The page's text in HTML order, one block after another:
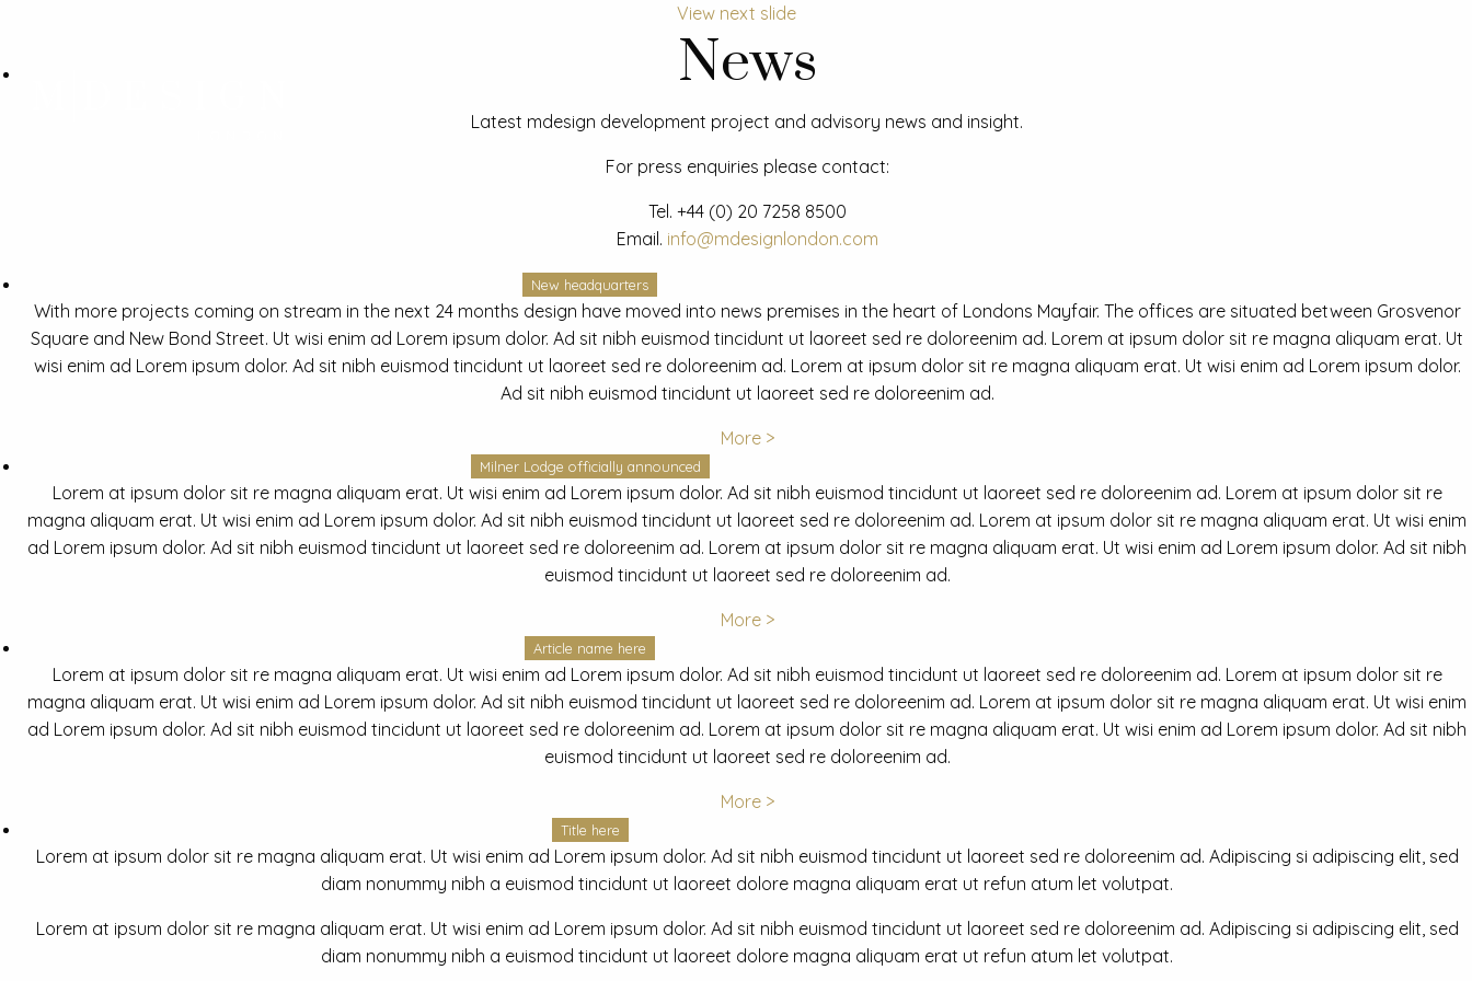
View next slide
News
Latest mdesign development project and advisory news and insight.
For press enquiries please contact:
Tel. +44 (0) 20 7258 8500
Email. info@mdesignlondon.com
New headquarters
With more projects coming on stream in the next 24 months design have moved into news premises in the heart of Londons Mayfair. The offices are situated between Grosvenor
Square and New Bond Street. Ut wisi enim ad Lorem ipsum dolor. Ad sit nibh euismod tincidunt ut laoreet sed re doloreenim ad. Lorem at ipsum dolor sit re magna aliquam erat. Ut
wisi enim ad Lorem ipsum dolor. Ad sit nibh euismod tincidunt ut laoreet sed re doloreenim ad. Lorem at ipsum dolor sit re magna aliquam erat. Ut wisi enim ad Lorem ipsum dolor.
Ad sit nibh euismod tincidunt ut laoreet sed re doloreenim ad.
More >
Milner Lodge officially announced
Lorem at ipsum dolor sit re magna aliquam erat. Ut wisi enim ad Lorem ipsum dolor. Ad sit nibh euismod tincidunt ut laoreet sed re doloreenim ad. Lorem at ipsum dolor sit re
magna aliquam erat. Ut wisi enim ad Lorem ipsum dolor. Ad sit nibh euismod tincidunt ut laoreet sed re doloreenim ad. Lorem at ipsum dolor sit re magna aliquam erat. Ut wisi enim
ad Lorem ipsum dolor. Ad sit nibh euismod tincidunt ut laoreet sed re doloreenim ad. Lorem at ipsum dolor sit re magna aliquam erat. Ut wisi enim ad Lorem ipsum dolor. Ad sit nibh
euismod tincidunt ut laoreet sed re doloreenim ad.
More >
Article name here
Lorem at ipsum dolor sit re magna aliquam erat. Ut wisi enim ad Lorem ipsum dolor. Ad sit nibh euismod tincidunt ut laoreet sed re doloreenim ad. Lorem at ipsum dolor sit re
magna aliquam erat. Ut wisi enim ad Lorem ipsum dolor. Ad sit nibh euismod tincidunt ut laoreet sed re doloreenim ad. Lorem at ipsum dolor sit re magna aliquam erat. Ut wisi enim
ad Lorem ipsum dolor. Ad sit nibh euismod tincidunt ut laoreet sed re doloreenim ad. Lorem at ipsum dolor sit re magna aliquam erat. Ut wisi enim ad Lorem ipsum dolor. Ad sit nibh
euismod tincidunt ut laoreet sed re doloreenim ad.
More >
Title here
Lorem at ipsum dolor sit re magna aliquam erat. Ut wisi enim ad Lorem ipsum dolor. Ad sit nibh euismod tincidunt ut laoreet sed re doloreenim ad. Adipiscing si adipiscing elit, sed
diam nonummy nibh a euismod tincidunt ut laoreet dolore magna aliquam erat ut refun atum let volutpat.
Lorem at ipsum dolor sit re magna aliquam erat. Ut wisi enim ad Lorem ipsum dolor. Ad sit nibh euismod tincidunt ut laoreet sed re doloreenim ad. Adipiscing si adipiscing elit, sed
diam nonummy nibh a euismod tincidunt ut laoreet dolore magna aliquam erat ut refun atum let volutpat.